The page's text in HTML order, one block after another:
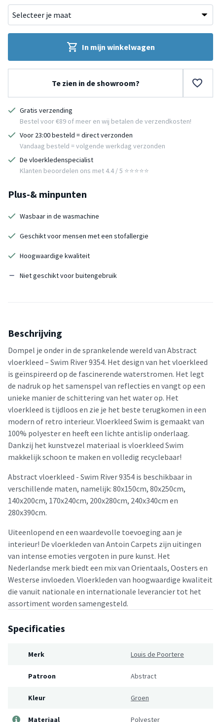
In mijn winkelwagen
Te zien in de showroom?
Gratis verzending
Bestel voor €89 of meer en wij betalen de verzendkosten!
Voor 23:00 besteld = direct verzonden
Vandaag besteld = volgende werkdag verzonden
De vloerkledenspecialist
Klanten beoordelen ons met 4.4 / 5 ⭐⭐⭐⭐⭐
Plus-& minpunten
Wasbaar in de wasmachine
Geschikt voor mensen met een stofallergie
Hoogwaardige kwaliteit
Niet geschikt voor buitengebruik
Beschrijving
Dompel je onder in de sprankelende wereld van Abstract
vloerkleed – Swim River 9354. Het design van het vloerkleed
is geïnspireerd op de fascinerende waterstromen. Het legt
de nadruk op het samenspel van reflecties en vangt op een
unieke manier de schittering van het water op. Het
vloerkleed is tijdloos en zie je het beste terugkomen in een
modern of retro interieur. Vloerkleed Swim is gemaakt van
100% polyester en heeft een lichte antislip onderlaag.
Dankzij het kunstvezel materiaal is vloerkleed Swim
makkelijk schoon te maken en volledig recyclebaar!
Abstract vloerkleed - Swim River 9354 is beschikbaar in
verschillende maten, namelijk: 80x150cm, 80x250cm,
140x200cm, 170x240cm, 200x280cm, 240x340cm en
280x390cm.
Uiteenlopend en een waardevolle toevoeging aan je
interieur! De vloerkleden van Antoin Carpets zijn uitingen
van intense emoties vergoten in pure kunst. Het
Nederlandse merk biedt een mix van Orientaals, Oosters en
Westerse invloeden. Vloerkleden van hoogwaardige kwaliteit
die vanuit nationale en internationale leverancier tot het
assortiment worden samengesteld.
Specificaties
Merk Louis de Poortere
Patroon Abstract
Kleur Groen
Materiaal Polyester